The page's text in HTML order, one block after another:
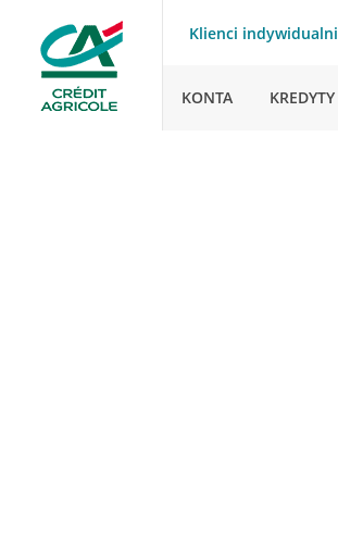
Klienci indywidualni
KONTA KREDYTY